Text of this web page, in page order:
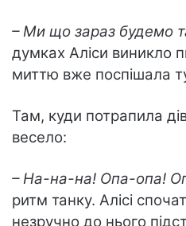
– Ми що зараз будемо
думках Аліси виникло
миттю вже поспішала
Там, куди потрапила
весело:
– На-на-на! Опа-опа!
ритм танку. Алісі
незручно до нього